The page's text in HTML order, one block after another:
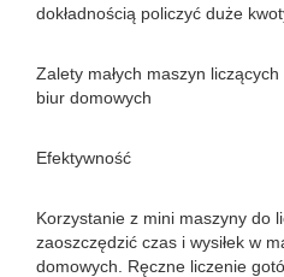
dokładnością policzyć duże
Zalety małych maszyn
biur domowych
Efektywność
Korzystanie z mini maszyny do
zaoszczędzić czas i wysiłek w
domowych. Ręczne liczenie